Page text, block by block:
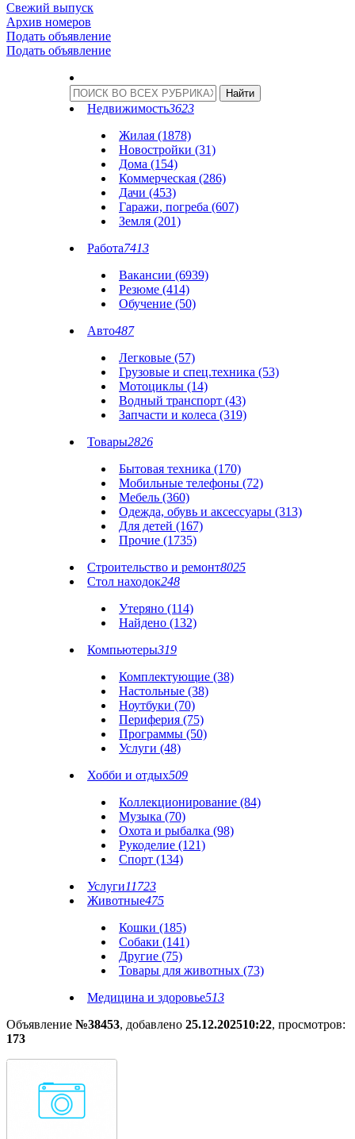
Свежий выпуск
Архив номеров
Подать объявление
Подать объявление
Недвижимость3623
Жилая (1878)
Новостройки (31)
Дома (154)
Коммерческая (286)
Дачи (453)
Гаражи, погреба (607)
Земля (201)
Работа7413
Вакансии (6939)
Резюме (414)
Обучение (50)
Авто487
Легковые (57)
Грузовые и спец.техника (53)
Мотоциклы (14)
Водный транспорт (43)
Запчасти и колеса (319)
Товары2826
Бытовая техника (170)
Мобильные телефоны (72)
Мебель (360)
Одежда, обувь и аксессуары (313)
Для детей (167)
Прочие (1735)
Строительство и ремонт8025
Стол находок248
Утеряно (114)
Найдено (132)
Компьютеры319
Комплектующие (38)
Настольные (38)
Ноутбуки (70)
Периферия (75)
Программы (50)
Услуги (48)
Хобби и отдых509
Коллекционирование (84)
Музыка (70)
Охота и рыбалка (98)
Рукоделие (121)
Спорт (134)
Услуги11723
Животные475
Кошки (185)
Собаки (141)
Другие (75)
Товары для животных (73)
Медицина и здоровье513
Объявление №38453, добавлено 25.12.202510:22, просмотров:
173